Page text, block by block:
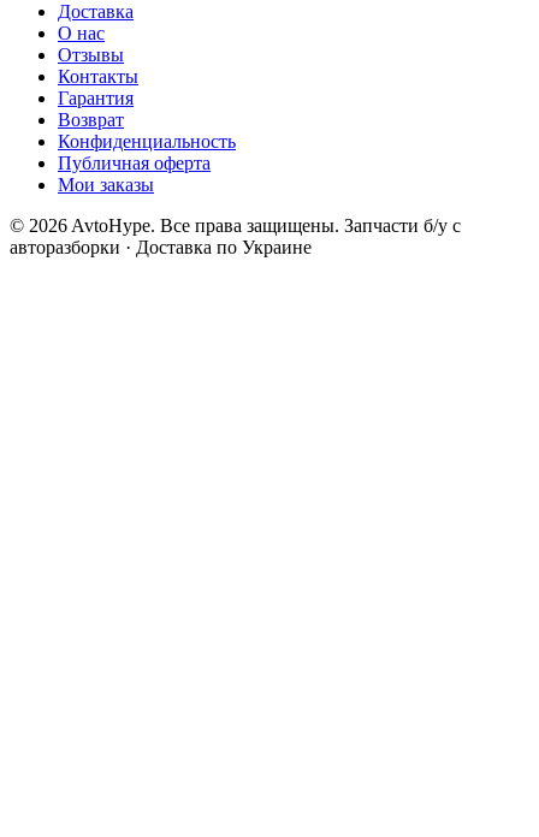
Доставка
О нас
Отзывы
Контакты
Гарантия
Возврат
Конфиденциальность
Публичная оферта
Мои заказы
© 2026 AvtoHype. Все права защищены. Запчасти б/у с
авторазборки · Доставка по Украине